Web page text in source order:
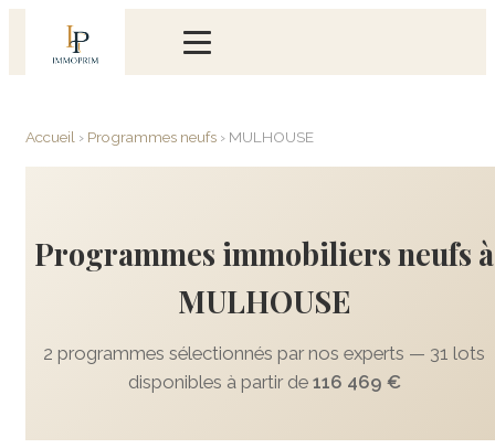
Accueil › Programmes neufs › MULHOUSE
Programmes immobiliers neufs à
MULHOUSE
2 programmes sélectionnés par nos experts — 31 lots
disponibles à partir de 116 469 €